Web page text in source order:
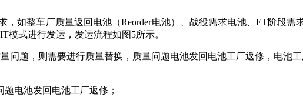
如整车厂质量返回电池（Reorder电池）、战役需求电池、ET阶段需
模式进行发运，发运流程如图5所示。
问题，则需要进行质量替换，质量问题电池发回电池工厂返修，电池
题电池发回电池工厂返修；